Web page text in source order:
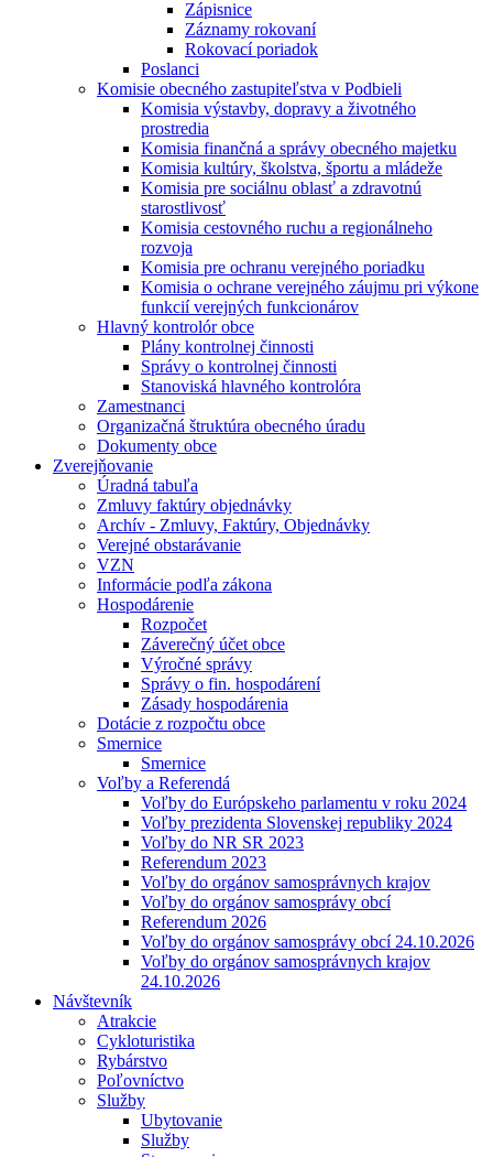
Zápisnice
Záznamy rokovaní
Rokovací poriadok
Poslanci
Komisie obecného zastupiteľstva v Podbieli
Komisia výstavby, dopravy a životného
prostredia
Komisia finančná a správy obecného majetku
Komisia kultúry, školstva, športu a mládeže
Komisia pre sociálnu oblasť a zdravotnú
starostlivosť
Komisia cestovného ruchu a regionálneho
rozvoja
Komisia pre ochranu verejného poriadku
Komisia o ochrane verejného záujmu pri výkone
funkcií verejných funkcionárov
Hlavný kontrolór obce
Plány kontrolnej činnosti
Správy o kontrolnej činnosti
Stanoviská hlavného kontrolóra
Zamestnanci
Organizačná štruktúra obecného úradu
Dokumenty obce
Zverejňovanie
Úradná tabuľa
Zmluvy faktúry objednávky
Archív - Zmluvy, Faktúry, Objednávky
Verejné obstarávanie
VZN
Informácie podľa zákona
Hospodárenie
Rozpočet
Záverečný účet obce
Výročné správy
Správy o fin. hospodárení
Zásady hospodárenia
Dotácie z rozpočtu obce
Smernice
Smernice
Voľby a Referendá
Voľby do Európskeho parlamentu v roku 2024
Voľby prezidenta Slovenskej republiky 2024
Voľby do NR SR 2023
Referendum 2023
Voľby do orgánov samosprávnych krajov
Voľby do orgánov samosprávy obcí
Referendum 2026
Voľby do orgánov samosprávy obcí 24.10.2026
Voľby do orgánov samosprávnych krajov
24.10.2026
Návštevník
Atrakcie
Cykloturistika
Rybárstvo
Poľovníctvo
Služby
Ubytovanie
Služby